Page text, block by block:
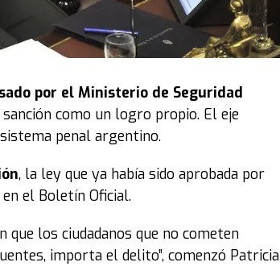
por el Ministerio de Seguridad
como un logro propio. El eje
penal argentino.
, la ley que ya había sido aprobada por
el Boletín Oficial.
que los ciudadanos que no cometen
importa el delito”, comenzó Patricia